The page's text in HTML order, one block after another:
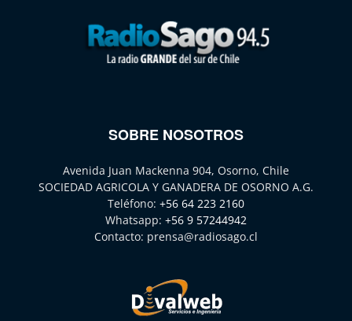
SOBRE NOSOTROS
Avenida Juan Mackenna 904, Osorno, Chile
SOCIEDAD AGRICOLA Y GANADERA DE OSORNO A.G.
Teléfono: +56 64 223 2160
Whatsapp: +56 9 57244942
Contacto: prensa@radiosago.cl